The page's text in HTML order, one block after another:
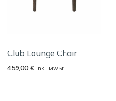
Club Lounge Chair
459,00 € inkl. MwSt.